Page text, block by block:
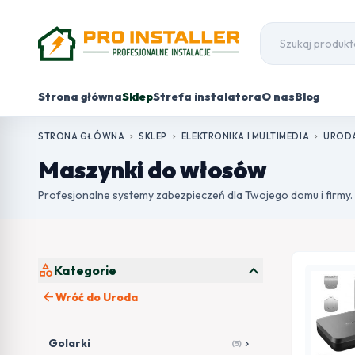
Strona głównaSklepStrefa instalatoraO nasBlog
STRONA GŁÓWNA chevron_right SKLEP chevron_right ELEKTRONIKA I MULTIMEDIA chevron_right
Maszynki do włosów
Profesjonalne systemy zabezpieczeń dla Twojego domu i firmy.
categoryKategorie expand_more
arrow_backWróć do Uroda
Golarki (5) chevron_right